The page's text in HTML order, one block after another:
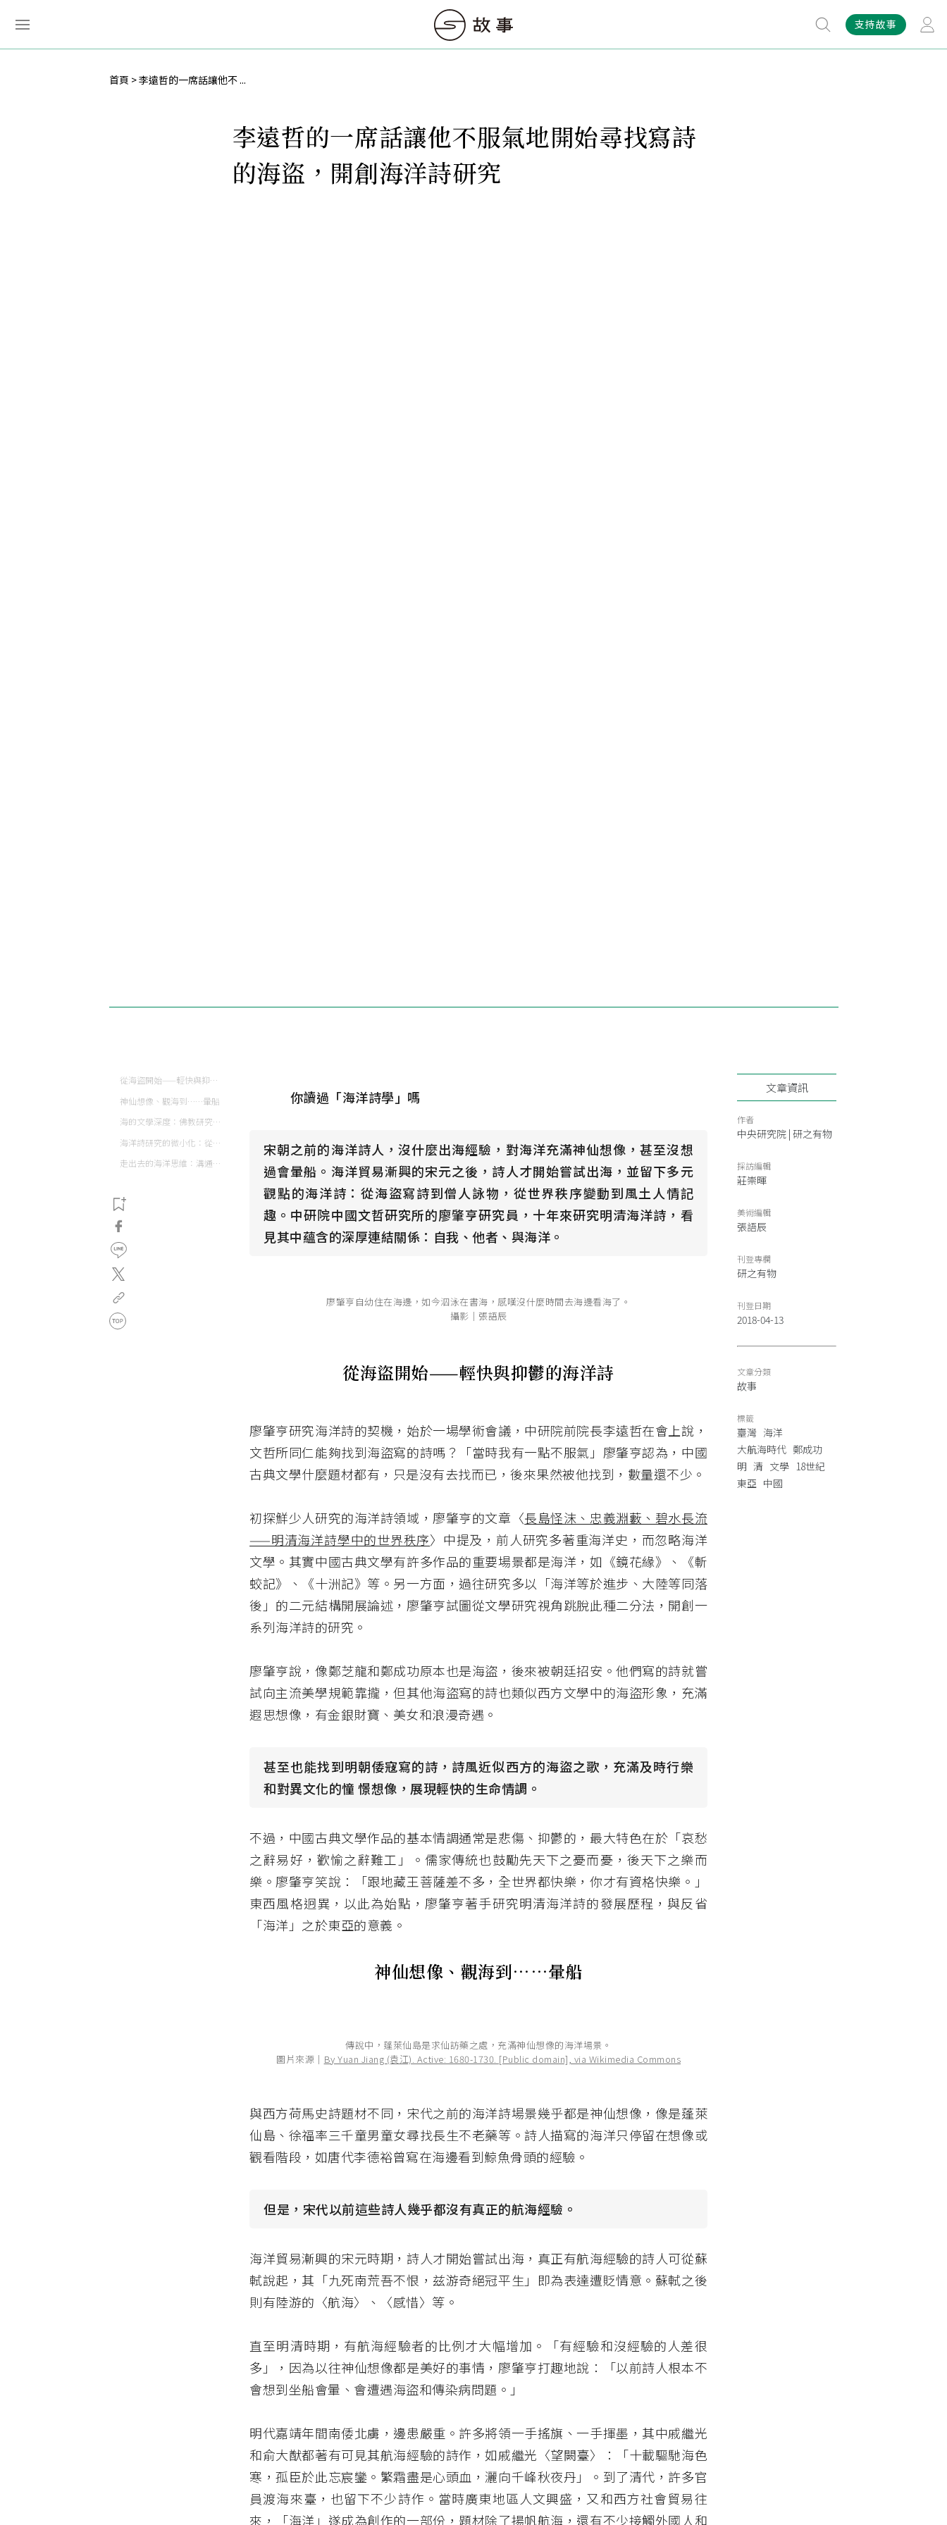
支持故事
首頁 李遠哲的一席話讓他不 ...
李遠哲的一席話讓他不服氣地開始尋找寫詩
的海盜，開創海洋詩研究
從海盜開始——輕快與抑鬱的海洋詩
神仙想像、觀海到……暈船
海的文學深度：佛教研究與海洋詩的交會
海洋詩研究的微小化：從宏偉敘事到物質文化
走出去的海洋思維：溝通的管道，而非壁壘
你讀過「海洋詩學」嗎
宋朝之前的海洋詩人，沒什麼出海經驗，對海洋充滿神仙想像，甚至沒想
過會暈船。海洋貿易漸興的宋元之後，詩人才開始嘗試出海，並留下多元
觀點的海洋詩：從海盜寫詩到僧人詠物，從世界秩序變動到風土人情記
趣。中研院中國文哲研究所的廖肇亨研究員，十年來研究明清海洋詩，看
見其中蘊含的深厚連結關係：自我、他者、與海洋。
廖肇亨自幼住在海邊，如今泅泳在書海，感嘆沒什麼時間去海邊看海了。
攝影│張語辰
從海盜開始——輕快與抑鬱的海洋詩
廖肇亨研究海洋詩的契機，始於一場學術會議，中研院前院長李遠哲在會上說，
文哲所同仁能夠找到海盜寫的詩嗎？「當時我有一點不服氣」廖肇亨認為，中國
古典文學什麼題材都有，只是沒有去找而已，後來果然被他找到，數量還不少。
初探鮮少人研究的海洋詩領域，廖肇亨的文章〈長島怪沫、忠義淵藪、碧水長流
——明清海洋詩學中的世界秩序〉中提及，前人研究多著重海洋史，而忽略海洋
文學。其實中國古典文學有許多作品的重要場景都是海洋，如《鏡花緣》、《斬
蛟記》、《十洲記》等。另一方面，過往研究多以「海洋等於進步、大陸等同落
後」的二元結構開展論述，廖肇亨試圖從文學研究視角跳脫此種二分法，開創一
系列海洋詩的研究。
廖肇亨說，像鄭芝龍和鄭成功原本也是海盜，後來被朝廷招安。他們寫的詩就嘗
試向主流美學規範靠攏，但其他海盜寫的詩也類似西方文學中的海盜形象，充滿
遐思想像，有金銀財寶、美女和浪漫奇遇。
甚至也能找到明朝倭寇寫的詩，詩風近似西方的海盜之歌，充滿及時行樂
和對異文化的憧 憬想像，展現輕快的生命情調。
不過，中國古典文學作品的基本情調通常是悲傷、抑鬱的，最大特色在於「哀愁
之辭易好，歡愉之辭難工」。儒家傳統也鼓勵先天下之憂而憂，後天下之樂而
樂。廖肇亨笑說：「跟地藏王菩薩差不多，全世界都快樂，你才有資格快樂。」
東西風格迥異，以此為始點，廖肇亨著手研究明清海洋詩的發展歷程，與反省
「海洋」之於東亞的意義。
神仙想像、觀海到……暈船
傳說中，蓬萊仙島是求仙訪藥之處，充滿神仙想像的海洋場景。
圖片來源│ By Yuan Jiang (袁江). Active: 1680-1730. [Public domain], via Wikimedia Commons
與西方荷馬史詩題材不同，宋代之前的海洋詩場景幾乎都是神仙想像，像是蓬萊
仙島、徐福率三千童男童女尋找長生不老藥等。詩人描寫的海洋只停留在想像或
觀看階段，如唐代李德裕曾寫在海邊看到鯨魚骨頭的經驗。
但是，宋代以前這些詩人幾乎都沒有真正的航海經驗。
海洋貿易漸興的宋元時期，詩人才開始嘗試出海，真正有航海經驗的詩人可從蘇
軾說起，其「九死南荒吾不恨，兹游奇絕冠平生」即為表達遭貶情意。蘇軾之後
則有陸游的〈航海〉、〈感惜〉等。
直至明清時期，有航海經驗者的比例才大幅增加。「有經驗和沒經驗的人差很
多」，因為以往神仙想像都是美好的事情，廖肇亨打趣地說：「以前詩人根本不
會想到坐船會暈、會遭遇海盜和傳染病問題。」
明代嘉靖年間南倭北虜，邊患嚴重。許多將領一手搖旗、一手揮墨，其中戚繼光
和俞大猷都著有可見其航海經驗的詩作，如戚繼光〈望闕臺〉：「十載驅馳海色
寒，孤臣於此忘宸鑾。繁霜盡是心頭血，灑向千峰秋夜丹」。到了清代，許多官
員渡海來臺，也留下不少詩作。當時廣東地區人文興盛，又和西方社會貿易往
來，「海洋」遂成為創作的一部份，題材除了揚帆航海，還有不少接觸外國人和
文章資訊
作者
中央研究院 | 研之有物
採訪編輯
莊崇暉
美術編輯
張語辰
刊登專欄
研之有物
刊登日期
2018-04-13
文章分類
故事
標籤
臺灣 海洋
大航海時代 鄭成功
明 清 文學 18世紀
東亞 中國